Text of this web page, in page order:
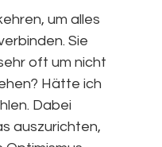
um alles
Sie
oft um nicht
Hätte ich
Dabei
auszurichten,